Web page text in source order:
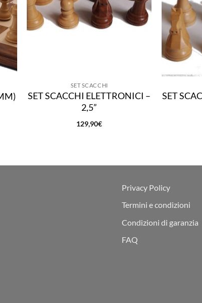
SET SCACCHI
SET SCACCHI ELETTRONICI –
2,5”
129,90€
SET
Privacy Policy
Termini e condizioni
Condizioni di garanzia
FAQ